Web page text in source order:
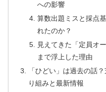
への影響
算数出題ミスと採点
れたのか？
見えてきた「定員オ
まで浮上した理由
「ひどい」は過去の話
り組みと最新情報